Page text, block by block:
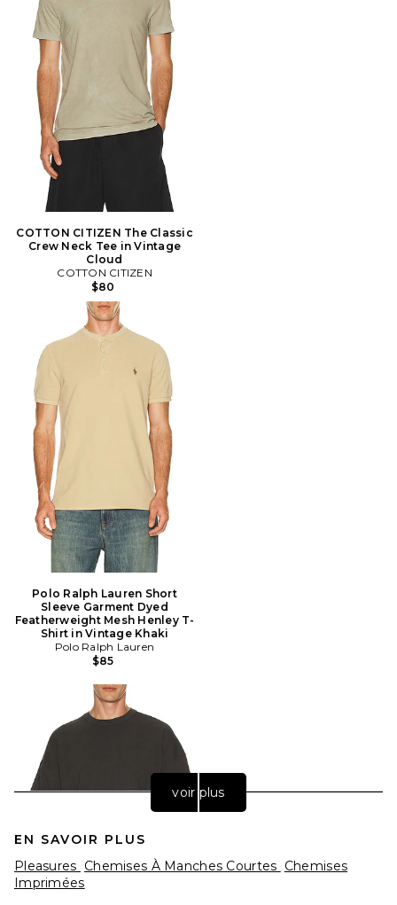
COTTON CITIZEN The Classic
Crew Neck Tee in Vintage
Cloud
COTTON CITIZEN
$80
Polo Ralph Lauren Short
Sleeve Garment Dyed
Featherweight Mesh Henley T-
Shirt in Vintage Khaki
Polo Ralph Lauren
$85
voir plus
EN SAVOIR PLUS
Pleasures Chemises À Manches Courtes Chemises
Imprimées